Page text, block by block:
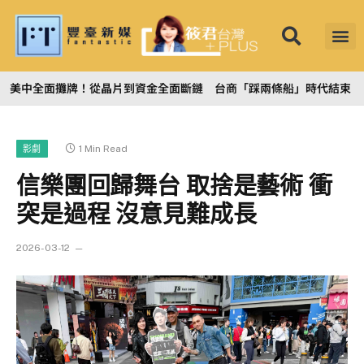
《筱君台灣PLUS》連線
隊、跨區增援演練 台灣
影劇
信樂團回歸舞台 取捨是藝術 衝
突是過程 沒意見難成長